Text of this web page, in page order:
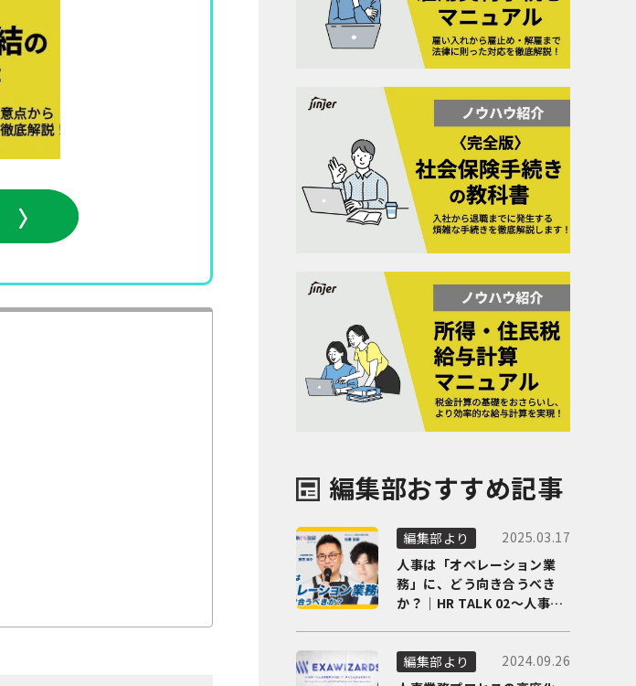
編集部おすすめ記事
編集部より
2025.03.17
人事は「オペレーション業
務」に、どう向き合うべき
か？｜HR TALK 02～人事DX
編集部より
2024.09.26